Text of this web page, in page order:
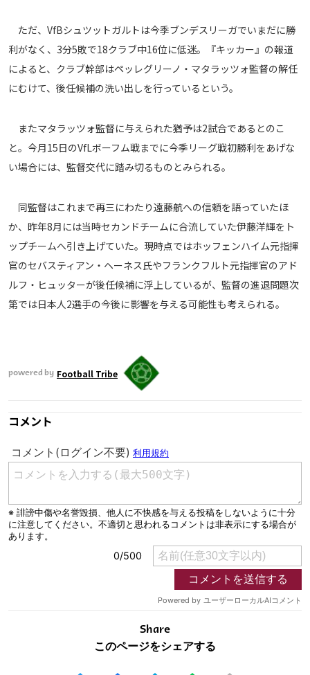
運営会社
プライバシーポリシー
Share
© AbemaTV. Inc. All Rights Reserved.
ただ、VfBシュツットガルトは今季ブンデスリーガでいまだに勝
利がなく、3分5敗で18クラブ中16位に低迷。『キッカー』の報道
によると、クラブ幹部はペッレグリーノ・マタラッツォ監督の解任
にむけて、後任候補の洗い出しを行っているという。
またマタラッツォ監督に与えられた猶予は2試合であるとのこ
と。今月15日のVfLボーフム戦までに今季リーグ戦初勝利をあげな
い場合には、監督交代に踏み切るものとみられる。
同監督はこれまで再三にわたり遠藤航への信頼を語っていたほ
か、昨年8月には当時セカンドチームに合流していた伊藤洋輝をト
ップチームへ引き上げていた。現時点ではホッフェンハイム元指揮
官のセバスティアン・ヘーネス氏やフランクフルト元指揮官のアド
ルフ・ヒュッターが後任候補に浮上しているが、監督の進退問題次
第では日本人2選手の今後に影響を与える可能性も考えられる。
powered by Football Tribe
コメント
Share